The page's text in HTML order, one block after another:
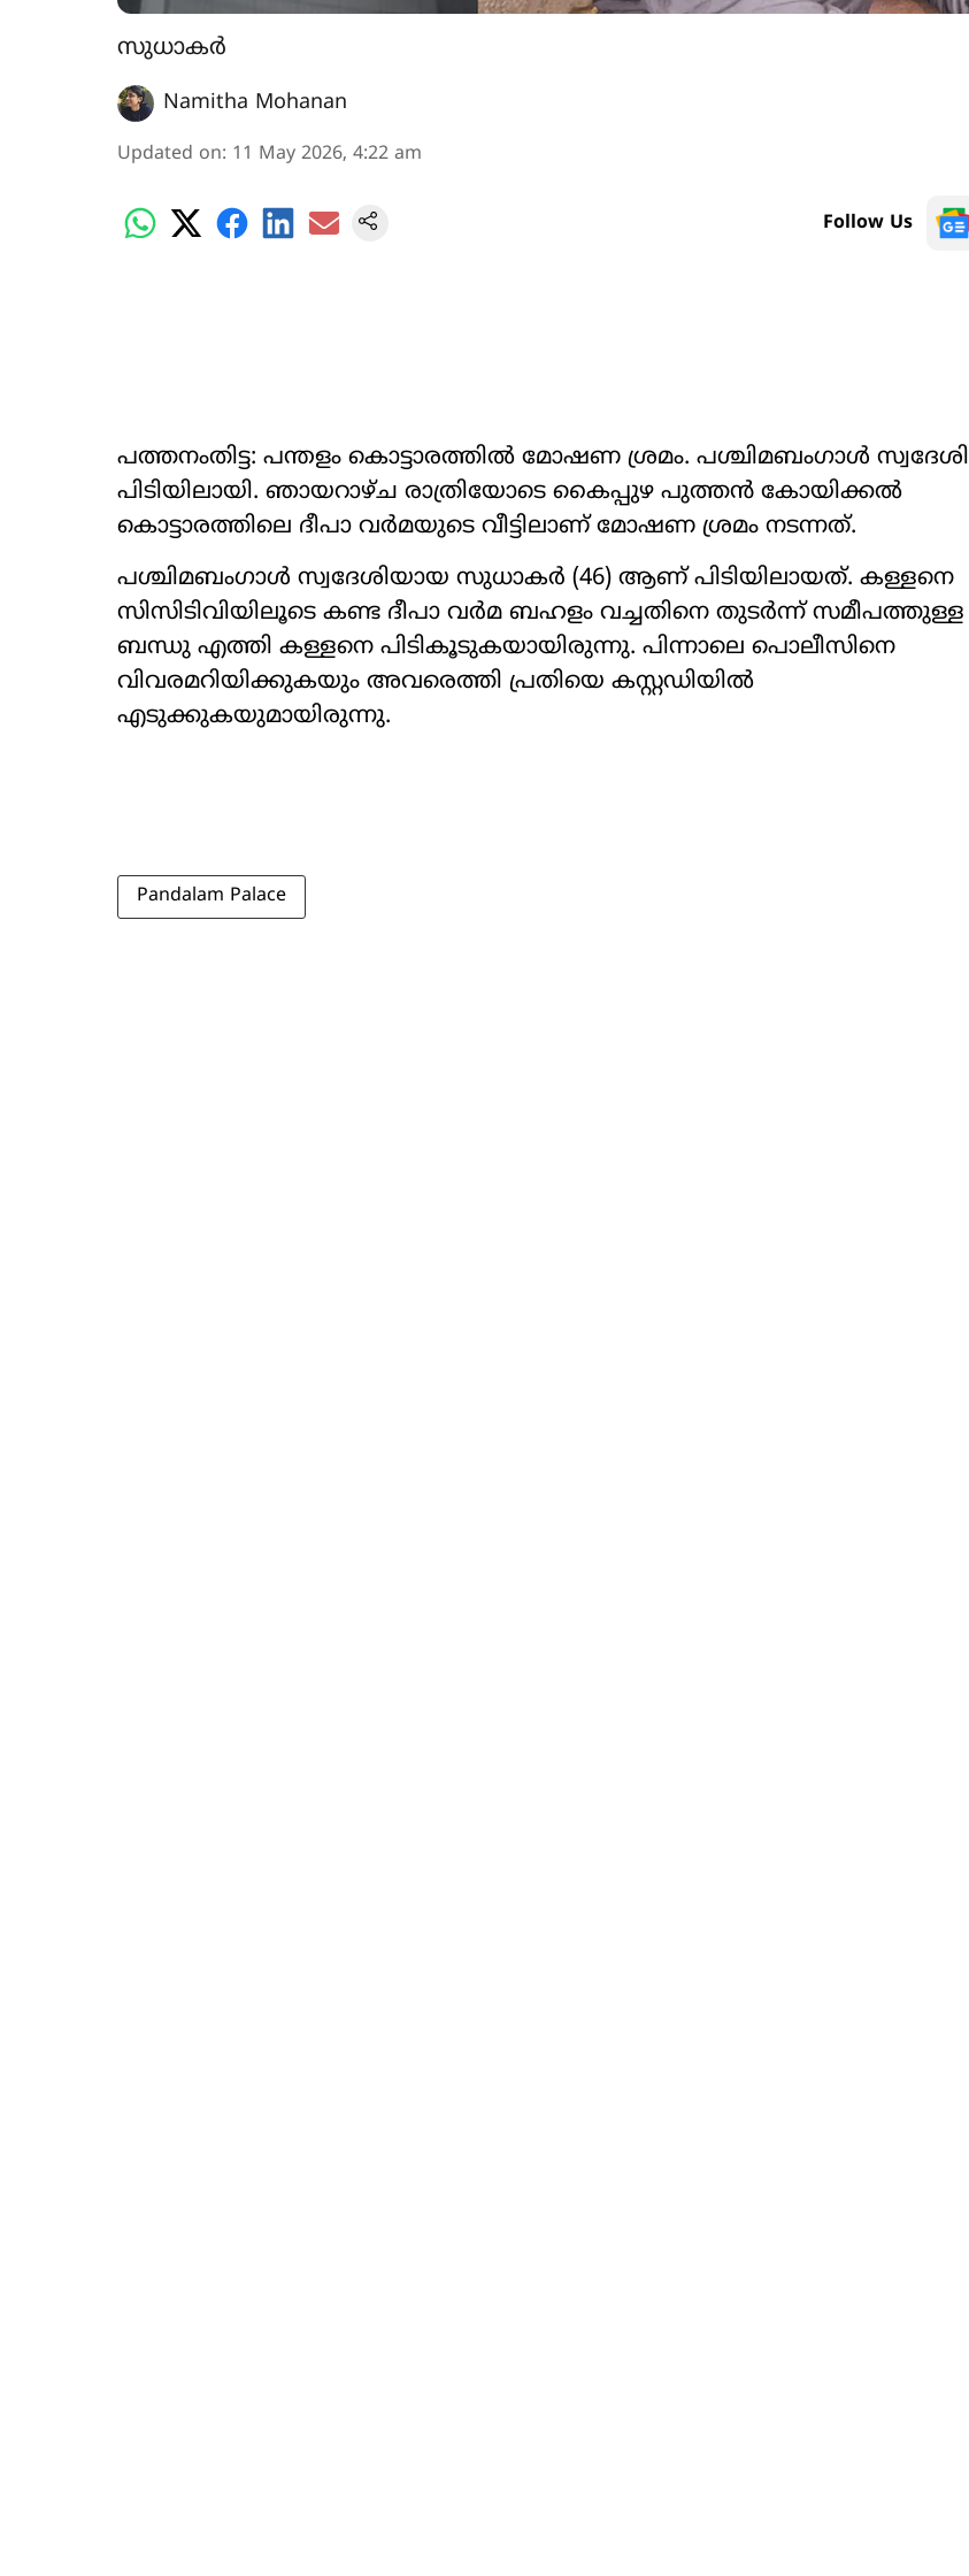
സുധാകർ
Namitha Mohanan
Updated on: 11 May 2026, 4:22 am
Follow Us
പത്തനംതിട്ട: പന്തളം കൊട്ടാരത്തിൽ മോഷണ ശ്രമം. പശ്ചിമബംഗാൾ സ്വദേശി
പിടിയിലായി. ഞായറാഴ്ച രാത്രിയോടെ കൈപ്പുഴ പുത്തൻ കോയിക്കൽ
കൊട്ടാരത്തിലെ ദീപാ വർമയുടെ വീട്ടിലാണ് മോഷണ ശ്രമം നടന്നത്.
പശ്ചിമബംഗാൾ സ്വദേശിയായ സുധാകർ (46) ആണ് പിടിയിലായത്. കള്ളനെ
സിസിടിവിയിലൂടെ കണ്ട ദീപാ വർമ ബഹളം വച്ചതിനെ തുടർന്ന് സമീപത്തുള്ള
ബന്ധു എത്തി കള്ളനെ പിടികൂടുകയായിരുന്നു. പിന്നാലെ പൊലീസിനെ
വിവരമറിയിക്കുകയും അവരെത്തി പ്രതിയെ കസ്റ്റഡിയിൽ
എടുക്കുകയുമായിരുന്നു.
Pandalam Palace